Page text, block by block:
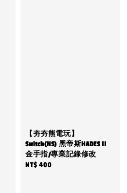
【夯夯熊電玩】
Switch(NS) 黑帝斯HADES II
金手指/專業記錄修改
Regular
NT$ 400